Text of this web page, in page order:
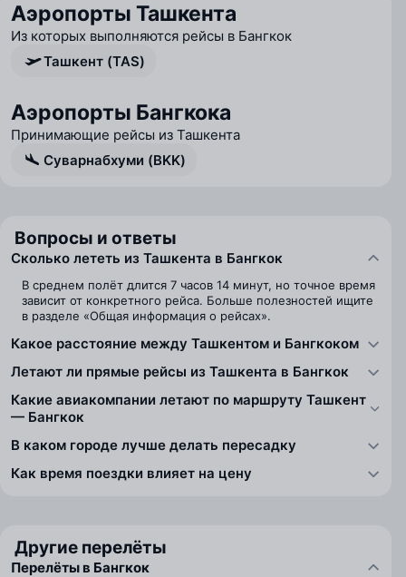
Аэропорты Ташкента
Из которых выполняются рейсы в Бангкок
Ташкент (TAS)
Аэропорты Бангкока
Принимающие рейсы из Ташкента
Суварнабхуми (BKK)
Вопросы и ответы
Сколько лететь из Ташкента в Бангкок
В среднем полёт длится 7 часов 14 минут, но точное время
зависит от конкретного рейса. Больше полезностей ищите
в разделе «Общая информация о рейсах».
Какое расстояние между Ташкентом и Бангкоком
Летают ли прямые рейсы из Ташкента в Бангкок
Какие авиакомпании летают по маршруту Ташкент
— Бангкок
В каком городе лучше делать пересадку
Как время поездки влияет на цену
Другие перелёты
Перелёты в Бангкок